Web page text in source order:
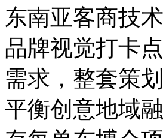
东南亚客商技
品牌视觉打卡
需求，整套策
平衡创意地域